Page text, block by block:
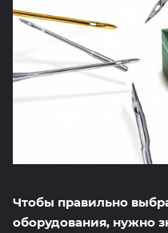
Чтобы правильно
оборудования, нужно